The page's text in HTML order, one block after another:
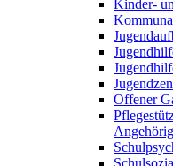
Kinder-
Offener